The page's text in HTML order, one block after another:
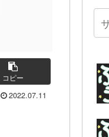
コピー
2022.07.11